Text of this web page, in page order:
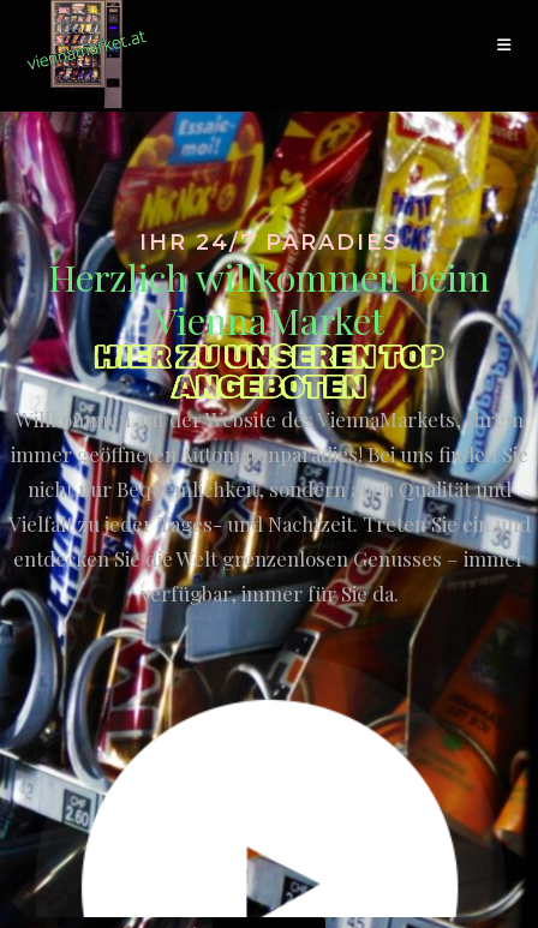
IHR 24/7 PARADIES
Herzlich willkommen beim
ViennaMarket
HIER ZU UNSEREN TOP
ANGEBOTEN
Willkommen auf der Website des ViennaMarkets, Ihrem
immer geöffneten Automatenparadies! Bei uns finden Sie
nicht nur Bequemlichkeit, sondern auch Qualität und
Vielfalt zu jeder Tages- und Nachtzeit. Treten Sie ein und
entdecken Sie die Welt grenzenlosen Genusses – immer
verfügbar, immer für Sie da.